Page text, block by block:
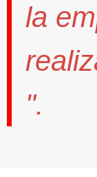
la
".